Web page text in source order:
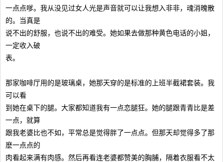
一点点嗲。我从没见过女人光是声音就可以让我想入非非，魂消魄散
的。当真是
说不出的舒服，也说不出的难受。她如果去做那种黄色电话的小姐，
一定收入破
表。
那家咖啡厅用的是玻璃桌，她那天穿的是标准的上班半截裙套装。我
可以看
到她在桌下的腿。大家都知道我有一点恋腿狂。她的腿跟青青比是差
一点，就算
跟我老婆比也不如，平常总是觉得胖了一点点。但那天却觉得多了那
麽一点点的
肉看起来满有肉感。然后再看连老婆都赞美的胸脯，隔着衣服看不太